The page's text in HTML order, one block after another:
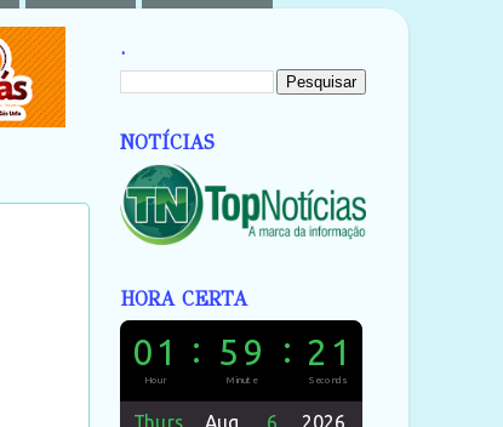
.
NOTÍCIAS
HORA CERTA